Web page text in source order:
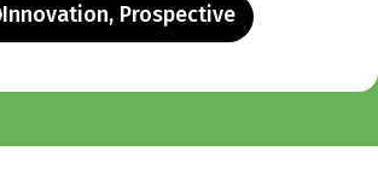
Innovation, Prospective